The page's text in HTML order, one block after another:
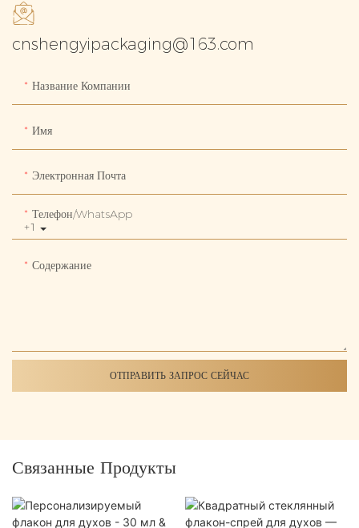
cnshengyipackaging@163.com
Название Компании
Имя
Электронная Почта
+1
Телефон/WhatsApp
Содержание
ОТПРАВИТЬ ЗАПРОС СЕЙЧАС
Связанные Продукты